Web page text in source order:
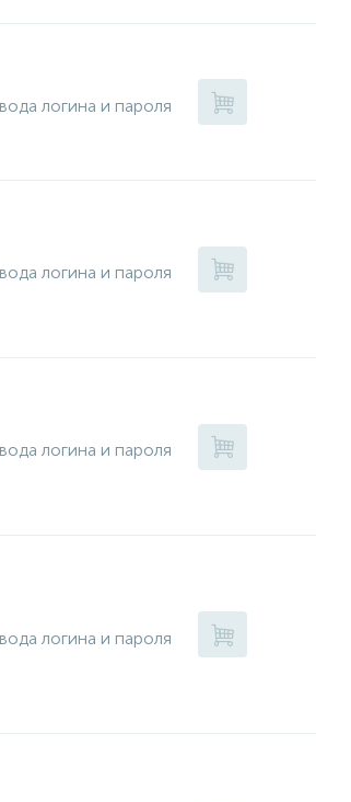
логина и пароля
логина и пароля
логина и пароля
логина и пароля